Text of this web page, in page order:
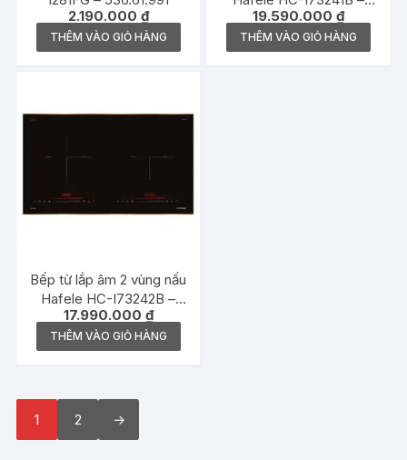
2.190.000 ₫
THÊM VÀO GIỎ HÀNG
536.61.859
19.590.000₫
THÊM VÀO GIỎ HÀNG
Bếp từ lắp âm 2 vùng nấu
Hafele HC-I73242B –
536.61.857
17.990.000 ₫
THÊM VÀO GIỎ HÀNG
1 2 →